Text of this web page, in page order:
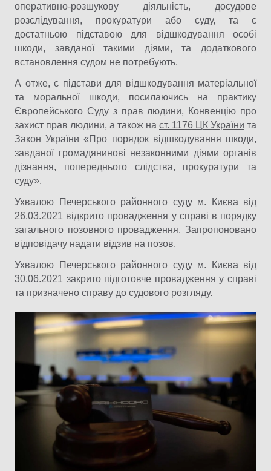
оперативно-розшукову діяльність, досудове
розслідування, прокуратури або суду, та є
достатньою підставою для відшкодування особі
шкоди, завданої такими діями, та додаткового
встановлення судом не потребують.
А отже, є підстави для відшкодування матеріальної
та моральної шкоди, посилаючись на практику
Європейського Суду з прав людини, Конвенцію про
захист прав людини, а також на ст. 1176 ЦК України та
Закон України «Про порядок відшкодування шкоди,
завданої громадянинові незаконними діями органів
дізнання, попереднього слідства, прокуратури та
суду».
Ухвалою Печерського районного суду м. Києва від
26.03.2021 відкрито провадження у справі в порядку
загального позовного провадження. Запропоновано
відповідачу надати відзив на позов.
Ухвалою Печерського районного суду м. Києва від
30.06.2021 закрито підготовче провадження у справі
та призначено справу до судового розгляду.